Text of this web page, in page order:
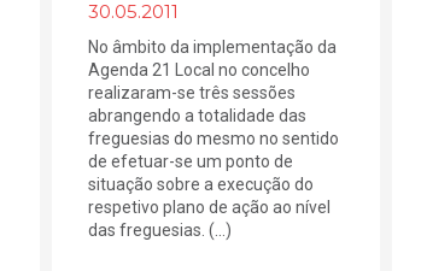
30.05.2011
No âmbito da implementação da
Agenda 21 Local no concelho
realizaram-se três sessões
abrangendo a totalidade das
freguesias do mesmo no sentido
de efetuar-se um ponto de
situação sobre a execução do
respetivo plano de ação ao nível
das freguesias. (...)